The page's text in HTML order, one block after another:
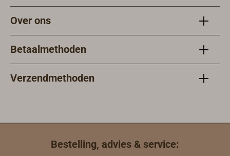
Over ons
Betaalmethoden
Verzendmethoden
Bestelling, advies & service: